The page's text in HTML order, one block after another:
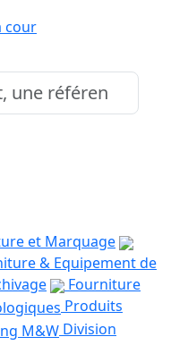
et Marquage
& Equipement de
Fourniture
Produits
Division